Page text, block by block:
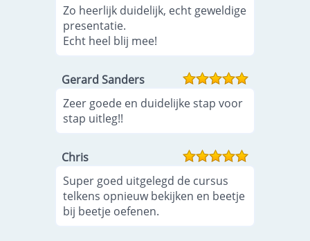
Zo heerlijk duidelijk, echt geweldige
presentatie.
Echt heel blij mee!
Gerard Sanders
Zeer goede en duidelijke stap voor
stap uitleg!!
Chris
Super goed uitgelegd de cursus
telkens opnieuw bekijken en beetje
bij beetje oefenen.